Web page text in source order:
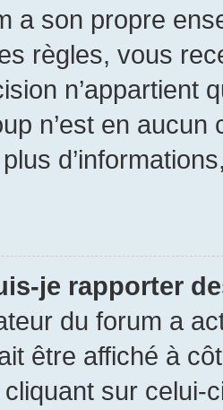
a son propre
règles, vous
n’appartient
n’est en
je rapporter
du forum a
être affiché à
sur